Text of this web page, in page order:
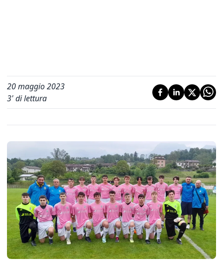
20 maggio 2023
3' di lettura